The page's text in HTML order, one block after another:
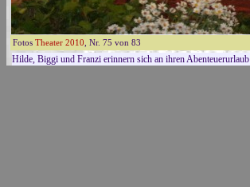
Fotos Theater 2010 , Nr. 75 von 83
Hilde, Biggi und Franzi erinnern sich an ihren Abenteuerurlaub